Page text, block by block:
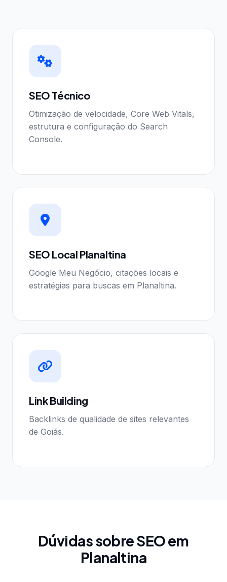
SEO Técnico
Otimização de velocidade, Core Web Vitals,
estrutura e configuração do Search
Console.
SEO Local Planaltina
Google Meu Negócio, citações locais e
estratégias para buscas em Planaltina.
Link Building
Backlinks de qualidade de sites relevantes
de Goiás.
Dúvidas sobre SEO em
Planaltina